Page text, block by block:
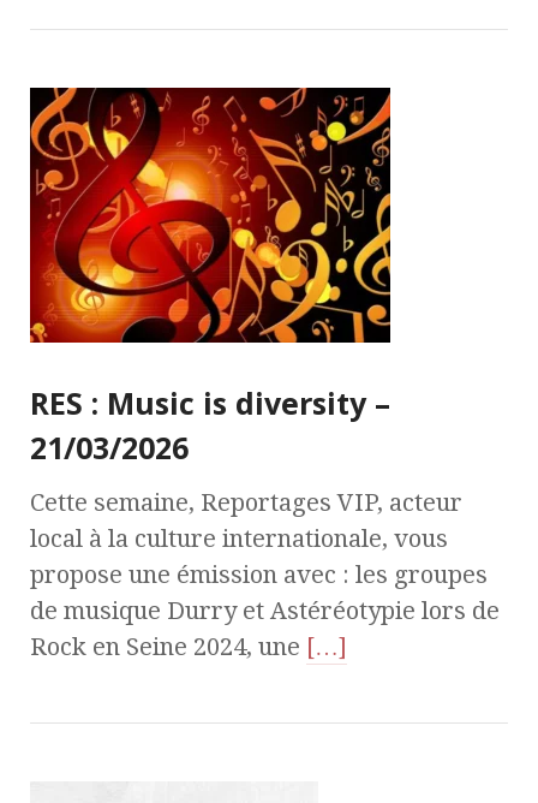
RES : Music is diversity –
21/03/2026
Cette semaine, Reportages VIP, acteur
local à la culture internationale, vous
propose une émission avec : les groupes
de musique Durry et Astéréotypie lors de
Rock en Seine 2024, une […]